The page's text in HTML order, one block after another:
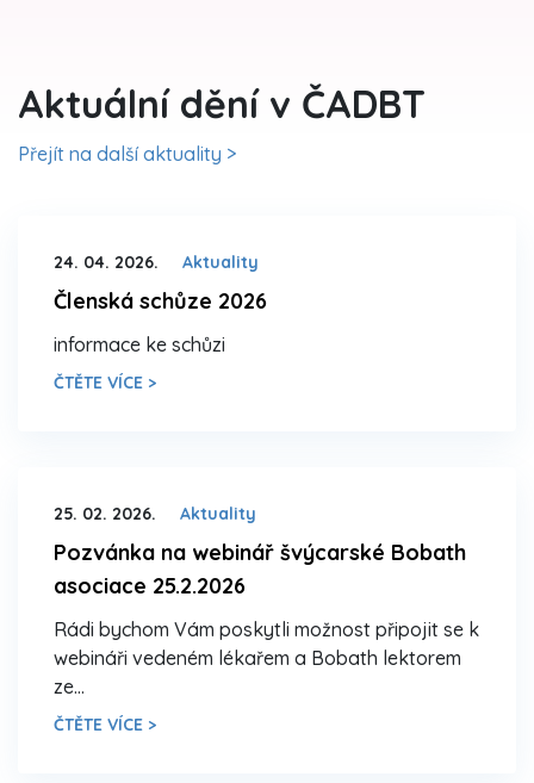
Aktuální dění v ČADBT
Přejít na další aktuality >
24. 04. 2026. Aktuality
Členská schůze 2026
informace ke schůzi
ČTĚTE VÍCE >
25. 02. 2026. Aktuality
Pozvánka na webinář švýcarské Bobath
asociace 25.2.2026
Rádi bychom Vám poskytli možnost připojit se k
webináři vedeném lékařem a Bobath lektorem
ze…
ČTĚTE VÍCE >